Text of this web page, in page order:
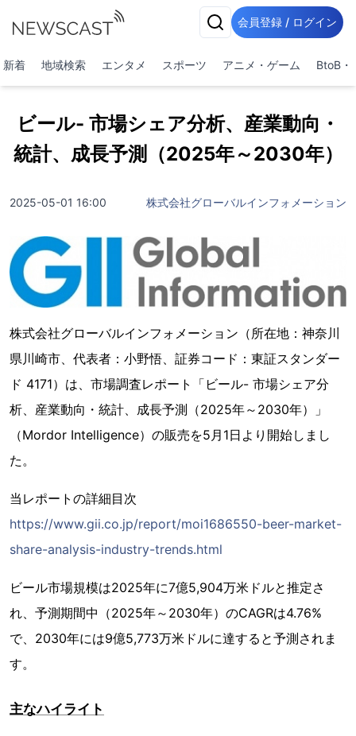
会員登録 / ログイン
新着 地域検索 エンタメ スポーツ アニメ・ゲーム BtoB・
ビール- 市場シェア分析、産業動向・
統計、成長予測（2025年～2030年）
2025-05-01 16:00 株式会社グローバルインフォメーション
株式会社グローバルインフォメーション（所在地：神奈川
県川崎市、代表者：小野悟、証券コード：東証スタンダー
ド 4171）は、市場調査レポート「ビール- 市場シェア分
析、産業動向・統計、成長予測（2025年～2030年）」
（Mordor Intelligence）の販売を5月1日より開始しまし
た。
当レポートの詳細目次
https://www.gii.co.jp/report/moi1686550-beer-market-
share-analysis-industry-trends.html
ビール市場規模は2025年に7億5,904万米ドルと推定さ
れ、予測期間中（2025年～2030年）のCAGRは4.76%
で、2030年には9億5,773万米ドルに達すると予測されま
す。
主なハイライト